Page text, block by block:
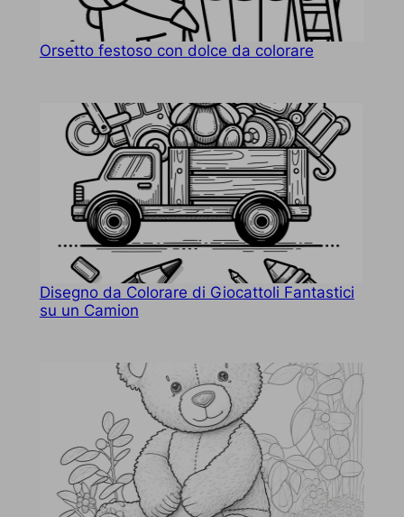
Orsetto festoso con dolce da colorare
Disegno da Colorare di Giocattoli Fantastici
su un Camion